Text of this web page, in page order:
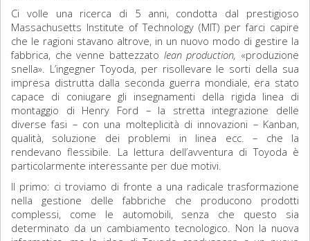
Ci volle una ricerca di 5 anni, condotta dal prestigioso
Massachusetts Institute of Technology (MIT) per farci capire
che le ragioni stavano altrove, in un nuovo modo di gestire la
fabbrica, che venne battezzato lean production, «produzione
snella». L’ingegner Toyoda, per risollevare le sorti della sua
impresa distrutta dalla seconda guerra mondiale, era stato
capace di coniugare gli insegnamenti della rigida linea di
montaggio di Henry Ford – la stretta integrazione delle
diverse fasi – con una molteplicità di innovazioni – Kanban,
qualità, soluzione dei problemi in linea ecc. – che la
rendevano flessibile. La lettura dell’avventura di Toyoda è
particolarmente interessante per due motivi.
Il primo: ci troviamo di fronte a una radicale trasformazione
nella gestione delle fabbriche che producono prodotti
complessi, come le automobili, senza che questo sia
determinato da un cambiamento tecnologico. Non la nuova